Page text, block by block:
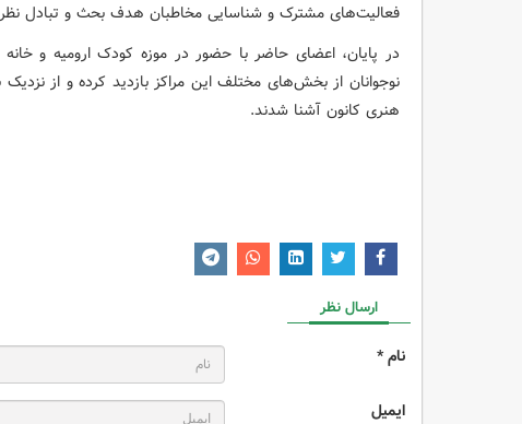
فعالیت‌های مشترک و شناسایی مخاطبان هدف بحث و تبادل
در پایان، اعضای حاضر با حضور در موزه کودک ارومیه و
نوجوانان از بخش‌های مختلف این مراکز بازدید کرده و از
هنری کانون آشنا شدند.
ارسال نظر
نام *
ایمیل